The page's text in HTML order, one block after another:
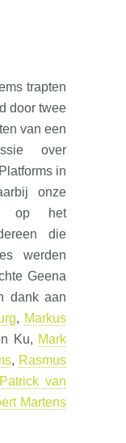
trapten
door twee
van een
over
in
onze
op het
die
werden
Geena
dank aan
, Markus
Ku, Mark
, Rasmus
Patrick van
Martens